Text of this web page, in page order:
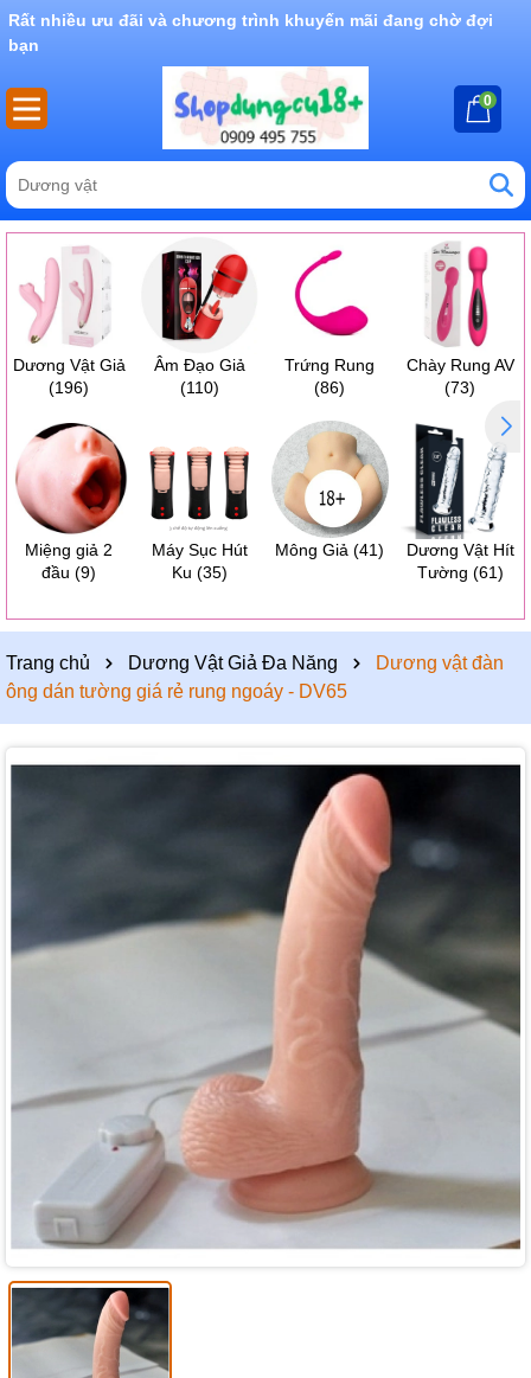
Rất nhiều ưu đãi và chương trình khuyến mãi đang chờ đợi
bạn
0
Dương Vật Giả
(196)
Âm Đạo Giả
(110)
Trứng Rung
(86)
Chày Rung AV
(73)
Miệng giả 2
đầu (9)
Máy Sục Hút
Ku (35)
Mông Giả (41)
Dương Vật Hít
Tường (61)
Trang chủ Dương Vật Giả Đa Năng
Dương vật đàn
ông dán tường giá rẻ rung ngoáy - DV65